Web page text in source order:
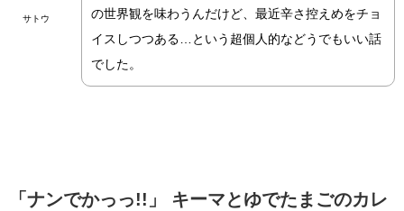
サトウ
の世界観を味わうんだけど、最近辛さ控えめをチョ
イスしつつある…という超個人的などうでもいい話
でした。
「ナンでかっっ!!」 キーマとゆでたまごのカレ